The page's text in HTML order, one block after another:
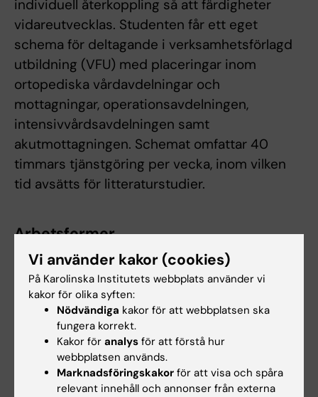
individuell återkoppling så att färdigheter
vidareutvecklas. Studenten får ett eget
schema för deltagande i verksamhetsförlagd
utbildning (VFU) med placeringar inom
ortopediska vårdavdelningar och
mottagningar, operationsavdelningen,
intensivvårdsavdelningen samt
akutmottagningen. Schemat omfattar 40
timmars tjänstgöring per vecka, inom vilken
tid avsätts för litteraturstudier.
Arbetsformer
Huvudsakligen VFU med personlig
handledning. Studenten förbereder sig inför
patientmöten genom litteraturstudier och
måste föra en loggbok med reflektion över
sina aktiviteter. Studenten ska under
rotationen studera den rekommenderade
kurslitteraturen
Vi använder kakor (cookies)
På Karolinska Institutets webbplats använder vi
kakor för olika syften:
Nödvändiga kakor för att webbplatsen ska
fungera korrekt.
Kakor för analys för att förstå hur
webbplatsen används.
Marknadsföringskakor för att visa och spåra
relevant innehåll och annonser från externa